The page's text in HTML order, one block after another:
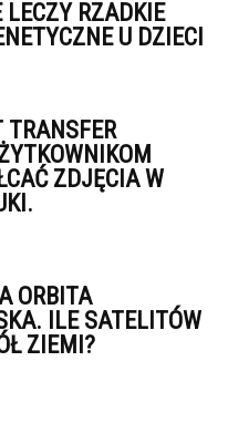
LECZY RZADKIE
U DZIECI
TRANSFER
ZDJĘCIA W
ORBITA
ILE SATELITÓW
ZIEMI?